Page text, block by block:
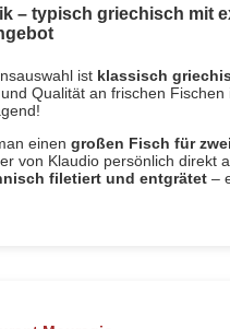
– typisch griechisch mit
ist klassisch
Qualität an frischen Fischen
einengroßen Fisch für
von Klaudio persönlich direkt
filetiert und entgrätet –